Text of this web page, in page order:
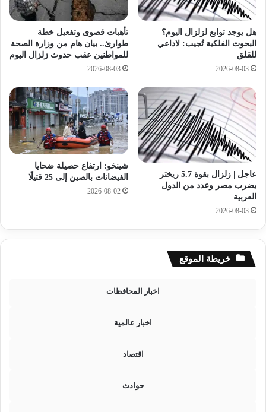
ا
ت
ا
ل
ك
ي
ن
ا
ل
م
ح
ت
ل
ت
د
ا
ت
ا
م
ن
ط
ق
ة
هل يوجد توابع لزلزال اليوم؟
البحوث الفلكية تُجيب: لاداعي
للقلق
2026-08-03
تأهبات قصوى وتفعيل خطة
طوارئ.. بيان هام من وزارة الصحة
للمواطنين عقب حدوث زلزال اليوم
2026-08-03
عاجل | زلزال بقوة 5.7 ريختر
يضرب مصر وعدد من الدول
العربية
2026-08-03
شينخو: ارتفاع حصيلة ضحايا
الفيضانات بالصين إلى 25 قتيلًا
2026-08-02
خريطة الموقع
اخبار المحافظات
اخبار عالمية
اقتصاد
حوادث